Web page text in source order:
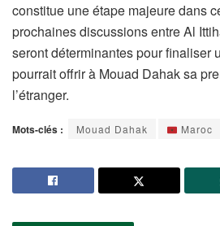
constitue une étape majeure dans
prochaines discussions entre Al
seront déterminantes pour finaliser
pourrait offrir à Mouad Dahak sa
l’étranger.
Mots-clés : Mouad Dahak Maroc